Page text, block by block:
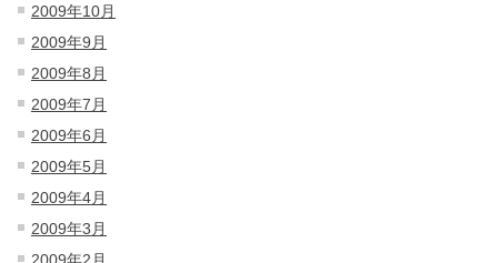
2009年10月
2009年9月
2009年8月
2009年7月
2009年6月
2009年5月
2009年4月
2009年3月